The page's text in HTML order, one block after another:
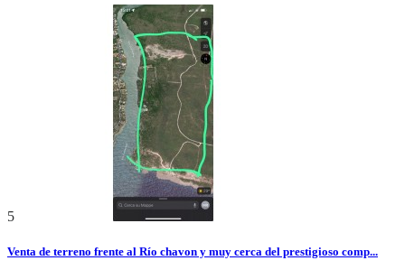
5
Venta de terreno frente al Río chavon y muy cerca del prestigioso comp...